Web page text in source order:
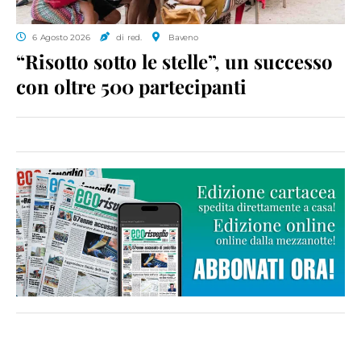
6 Agosto 2026 di red. Baveno
“Risotto sotto le stelle”, un successo
con oltre 500 partecipanti